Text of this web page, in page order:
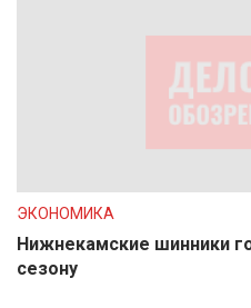
ЭКОНОМИКА
Нижнекамские шинники
сезону